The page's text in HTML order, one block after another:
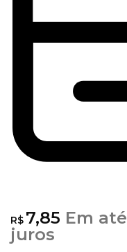
R$ 7,85 Em até
juros